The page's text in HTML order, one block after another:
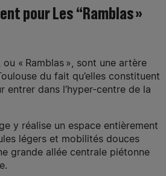
pour Les “Ramblas »
« Ramblas », sont une artère
du fait qu’elles constituent
entrer dans l’hyper-centre de la
y réalise un espace entièrement
légers et mobilités douces
grande allée centrale piétonne